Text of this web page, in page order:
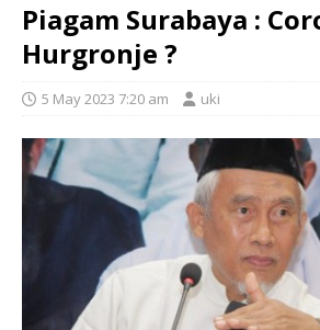
Piagam Surabaya :
Hurgronje ?
5 May 2023 7:20 am uki